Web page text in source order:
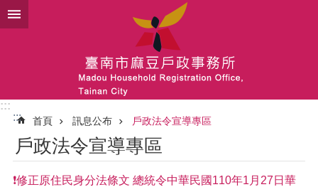
跳到主要內容區塊
:::
:::
首頁 訊息公布 戶政法令宣導專區
戶政法令宣導專區
❗修正原住民身分法條文 總統令中華民國110年1月27日華